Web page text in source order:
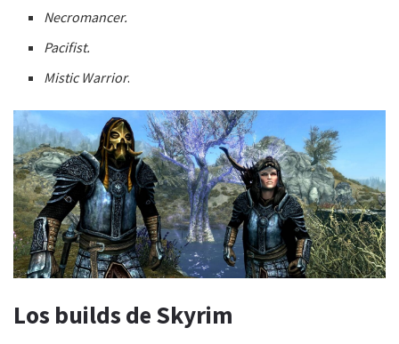
Necromancer.
Pacifist.
Mistic Warrior.
Los builds de Skyrim